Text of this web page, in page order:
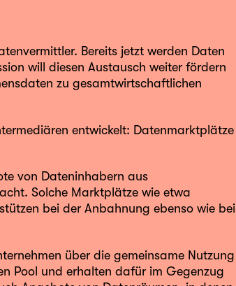
Bereits jetzt werden Daten
will diesen Austausch weiter fördern
zu gesamtwirtschaftlichen
entwickelt: Datenmarktplätze
von Dateninhabern aus
Solche Marktplätze wie etwa
bei der Anbahnung ebenso wie bei
über die gemeinsame Nutzung
Pool und erhalten dafür im Gegenzug